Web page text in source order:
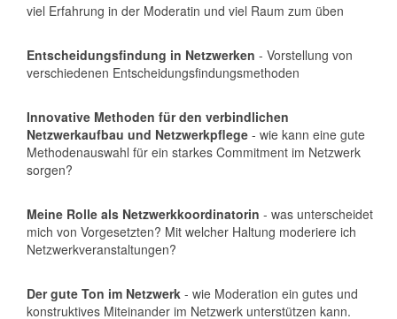
viel Erfahrung in der Moderatin und viel Raum zum üben
Entscheidungsfindung in Netzwerken - Vorstellung von
verschiedenen Entscheidungsfindungsmethoden
Innovative Methoden für den verbindlichen
Netzwerkaufbau und Netzwerkpflege - wie kann eine gute
Methodenauswahl für ein starkes Commitment im Netzwerk
sorgen?
Meine Rolle als Netzwerkkoordinatorin - was unterscheidet
mich von Vorgesetzten? Mit welcher Haltung moderiere ich
Netzwerkveranstaltungen?
Der gute Ton im Netzwerk - wie Moderation ein gutes und
konstruktives Miteinander im Netzwerk unterstützen kann.